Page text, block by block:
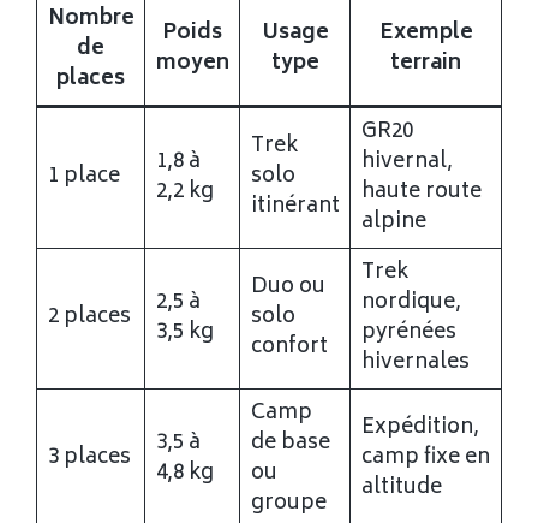
Nombre
de
places
Poids
moyen
Usage
type
Exemple
terrain
1 place
1,8 à
2,2 kg
Trek
solo
itinérant
GR20
hivernal,
haute route
alpine
2 places
2,5 à
3,5 kg
Duo ou
solo
confort
Trek
nordique,
pyrénées
hivernales
3 places
3,5 à
4,8 kg
Camp
de base
ou
groupe
Expédition,
camp fixe en
altitude